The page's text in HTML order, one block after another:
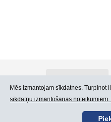
Kontakti
Mēs izmantojam sīkdatnes. Turpinot
sīkdatņu izmantošanas